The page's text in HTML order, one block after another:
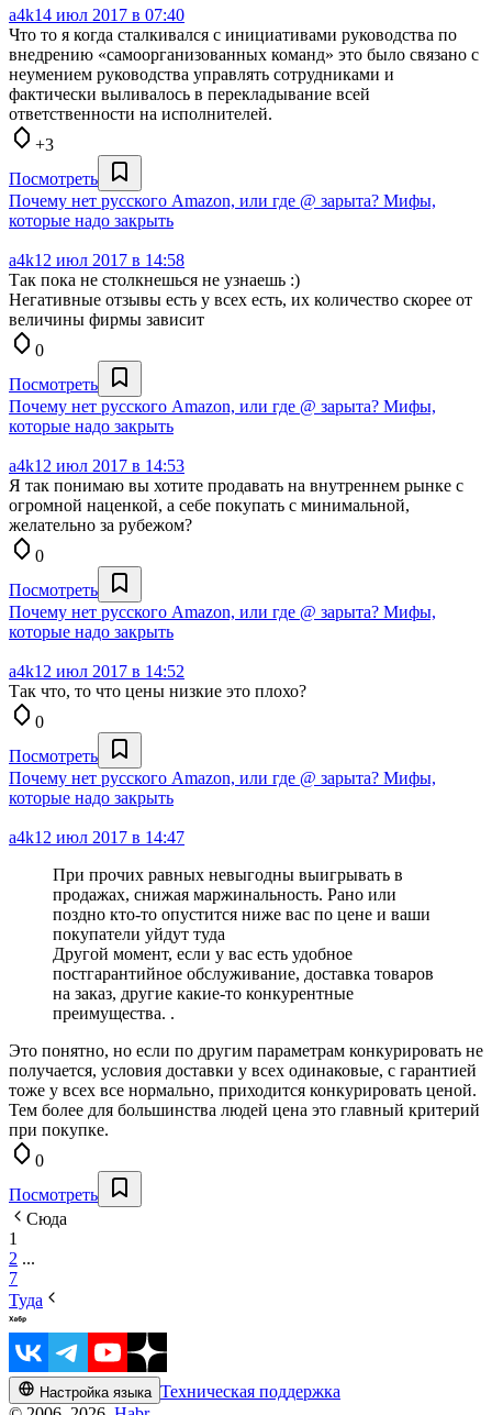
a4k14 июл 2017 в 07:40
Что то я когда сталкивался с инициативами руководства по
внедрению «самоорганизованных команд» это было связано с
неумением руководства управлять сотрудниками и
фактически выливалось в перекладывание всей
ответственности на исполнителей.
+3
Посмотреть
Почему нет русского Amazon, или где @ зарыта? Мифы,
которые надо закрыть
a4k12 июл 2017 в 14:58
Так пока не столкнешься не узнаешь :)
Негативные отзывы есть у всех есть, их количество скорее от
величины фирмы зависит
0
Посмотреть
Почему нет русского Amazon, или где @ зарыта? Мифы,
которые надо закрыть
a4k12 июл 2017 в 14:53
Я так понимаю вы хотите продавать на внутреннем рынке с
огромной наценкой, а себе покупать с минимальной,
желательно за рубежом?
0
Посмотреть
Почему нет русского Amazon, или где @ зарыта? Мифы,
которые надо закрыть
a4k12 июл 2017 в 14:52
Так что, то что цены низкие это плохо?
0
Посмотреть
Почему нет русского Amazon, или где @ зарыта? Мифы,
которые надо закрыть
a4k12 июл 2017 в 14:47
При прочих равных невыгодны выигрывать в
продажах, снижая маржинальность. Рано или
поздно кто-то опустится ниже вас по цене и ваши
покупатели уйдут туда
Другой момент, если у вас есть удобное
постгарантийное обслуживание, доставка товаров
на заказ, другие какие-то конкурентные
преимущества. .
Это понятно, но если по другим параметрам конкурировать не
получается, условия доставки у всех одинаковые, с гарантией
тоже у всех все нормально, приходится конкурировать ценой.
Тем более для большинства людей цена это главный критерий
при покупке.
0
Посмотреть
Сюда
1
2 ...
7
Туда
Настройка языка Техническая поддержка